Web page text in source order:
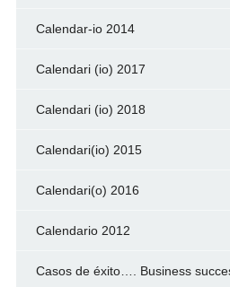
Calendar-io 2014
Calendari (io) 2017
Calendari (io) 2018
Calendari(io) 2015
Calendari(o) 2016
Calendario 2012
Casos de éxito…. Business